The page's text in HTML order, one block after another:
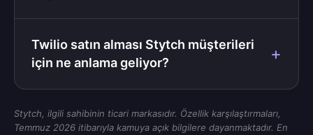
Twilio satın alması Stytch müşterileri
için ne anlama geliyor?
Stytch, ilgili sahibinin ticari markasıdır. Özellik karşılaştırmaları,
Temmuz 2026 itibarıyla kamuya açık bilgilere dayanmaktadır. En